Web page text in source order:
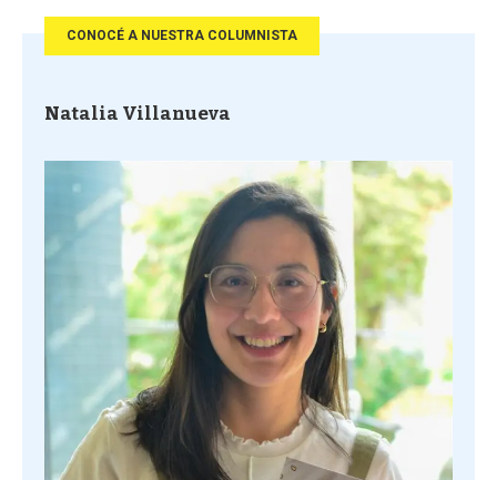
CONOCÉ A NUESTRA COLUMNISTA
Natalia Villanueva